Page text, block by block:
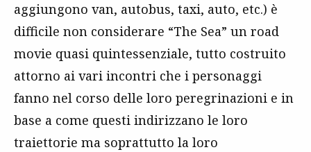
aggiungono van, autobus, taxi, auto, etc.) è
difficile non considerare “The Sea” un road
movie quasi quintessenziale, tutto costruito
attorno ai vari incontri che i personaggi
fanno nel corso delle loro peregrinazioni e in
base a come questi indirizzano le loro
traiettorie ma soprattutto la loro